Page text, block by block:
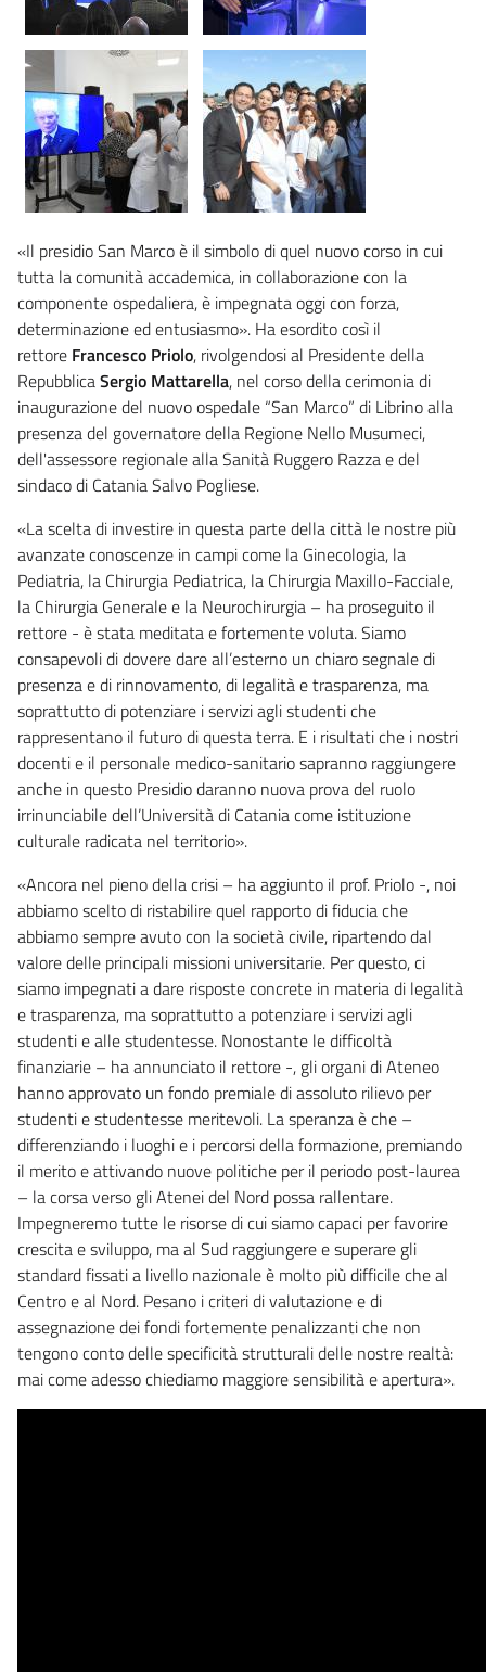
«Il presidio San Marco è il simbolo di quel nuovo corso in cui
tutta la comunità accademica, in collaborazione con la
componente ospedaliera, è impegnata oggi con forza,
determinazione ed entusiasmo». Ha esordito così il
rettore Francesco Priolo, rivolgendosi al Presidente della
RepubblicaSergio Mattarella, nel corso della cerimonia di
inaugurazione del nuovo ospedale “San Marco” di Librino alla
presenza del governatore della Regione Nello Musumeci,
dell'assessore regionale alla Sanità Ruggero Razza e del
sindaco di Catania Salvo Pogliese.
«La scelta di investire in questa parte della città le nostre più
avanzate conoscenze in campi come la Ginecologia, la
Pediatria, la Chirurgia Pediatrica, la Chirurgia Maxillo-Facciale,
la Chirurgia Generale e la Neurochirurgia – ha proseguito il
rettore - è stata meditata e fortemente voluta. Siamo
consapevoli di dovere dare all’esterno un chiaro segnale di
presenza e di rinnovamento, di legalità e trasparenza, ma
soprattutto di potenziare i servizi agli studenti che
rappresentano il futuro di questa terra. E i risultati che i nostri
docenti e il personale medico-sanitario sapranno raggiungere
anche in questo Presidio daranno nuova prova del ruolo
irrinunciabile dell’Università di Catania come istituzione
culturale radicata nel territorio».
«Ancora nel pieno della crisi – ha aggiunto il prof. Priolo -, noi
abbiamo scelto di ristabilire quel rapporto di fiducia che
abbiamo sempre avuto con la società civile, ripartendo dal
valore delle principali missioni universitarie. Per questo, ci
siamo impegnati a dare risposte concrete in materia di legalità
e trasparenza, ma soprattutto a potenziare i servizi agli
studenti e alle studentesse. Nonostante le difficoltà
finanziarie – ha annunciato il rettore -, gli organi di Ateneo
hanno approvato un fondo premiale di assoluto rilievo per
studenti e studentesse meritevoli. La speranza è che –
differenziando i luoghi e i percorsi della formazione, premiando
il merito e attivando nuove politiche per il periodo post-laurea
– la corsa verso gli Atenei del Nord possa rallentare.
Impegneremo tutte le risorse di cui siamo capaci per favorire
crescita e sviluppo, ma al Sud raggiungere e superare gli
standard fissati a livello nazionale è molto più difficile che al
Centro e al Nord. Pesano i criteri di valutazione e di
assegnazione dei fondi fortemente penalizzanti che non
tengono conto delle specificità strutturali delle nostre realtà:
mai come adesso chiediamo maggiore sensibilità e apertura».